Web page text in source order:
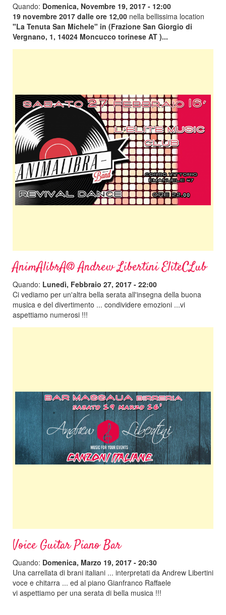
Quando: Domenica, Novembre 19, 2017 - 12:00
19 novembre 2017 dalle ore 12,00 nella bellissima location
"La Tenuta San Michele" in (Frazione San Giorgio di
Vergnano, 1, 14024 Moncucco torinese AT )...
AnimAlibrA@ Andrew Libertini EliteCLub
Quando: Lunedì, Febbraio 27, 2017 - 22:00
Ci vediamo per un'altra bella serata all'insegna della buona
musica e del divertimento ... condividere emozioni ...vi
aspettiamo numerosi !!!
Voice Guitar Piano Bar
Quando: Domenica, Marzo 19, 2017 - 20:30
Una carrellata di brani italiani ... interpretati da Andrew Libertini
voce e chitarra ... ed al piano Gianfranco Raffaele
vi aspettiamo per una serata di bella musica !!!